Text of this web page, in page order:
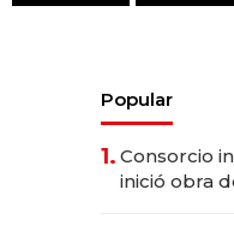
Popular
1. Consorcio
inició obra